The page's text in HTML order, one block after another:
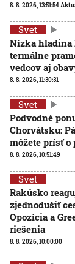
8. 8. 2026, 13:51:54
Svet
Nízka hladina
termálne
vedcov aj
8. 8. 2026, 11:30:31
Svet
Podvodné
Chorvátsku:
môžete prísť o
8. 8. 2026, 10:51:49
Svet
Rakúsko
zjednodušiť
Opozícia a
riešenia
8. 8. 2026, 10:00:00